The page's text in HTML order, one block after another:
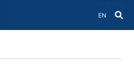
Dil Seçiniz
EN